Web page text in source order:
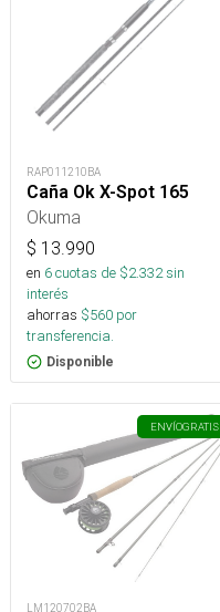
RAP011210BA
Caña Ok X-Spot 165
Okuma
$ 13.990
en 6cuotas de $2.332sin
interés
ahorras $560 por
transferencia.
Disponible
ENVÍOGRATIS
LM120702BA